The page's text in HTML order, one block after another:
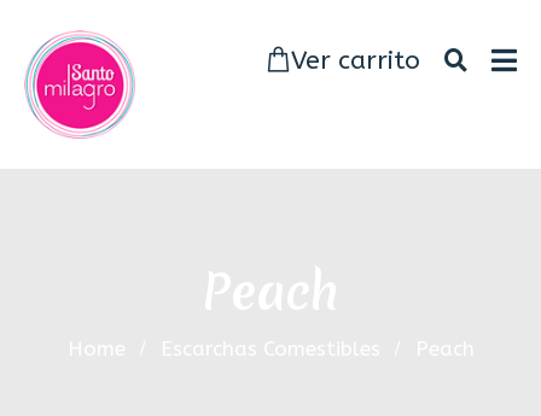
Ver carrito